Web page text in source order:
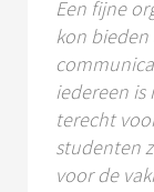
Een fijne
kon bieden
iedereen is
terecht
studenten
voor de